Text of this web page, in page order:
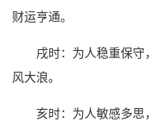
财运亨通。
戌时：为人稳重保守
风大浪。
亥时：为人敏感多思